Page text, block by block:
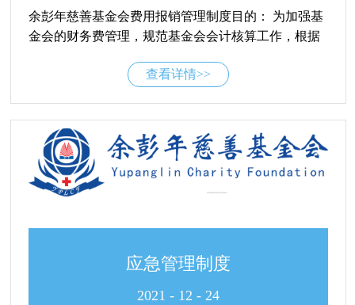
余彭年慈善基金会费用报销管理制度目的： 为加强基
金会的财务费管理，规范基金会会计核算工作，根据
结合实际情况制定本制度。 方法和过程控制： 一、总
性支出和非预算内重大支出，适用于基金会及各分支
机构； 2、费用实行预算制管理，各类费用均不得超
过预算； 3、基金会财务部在每年年底制定并提交下
年度费用预算和每月的费用计划，经审批后作为日常
集，按月编制《项目费用使用情况表》报相关人员审
批； 5、费用报销应真实可靠，所取得的原始单据
（包含但不限于发票、收据等）必须内容真实、要素
查看详情>>
应急管理制度
2021 - 12 - 24